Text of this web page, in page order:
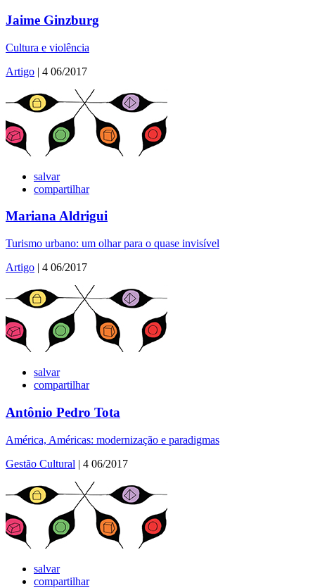
Jaime Ginzburg
Cultura e violência
Artigo | 4 06/2017
salvar
compartilhar
Mariana Aldrigui
Turismo urbano: um olhar para o quase invisível
Artigo | 4 06/2017
salvar
compartilhar
Antônio Pedro Tota
América, Américas: modernização e paradigmas
Gestão Cultural | 4 06/2017
salvar
compartilhar